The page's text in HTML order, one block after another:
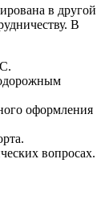
в другой
В
оформления
вопросах.